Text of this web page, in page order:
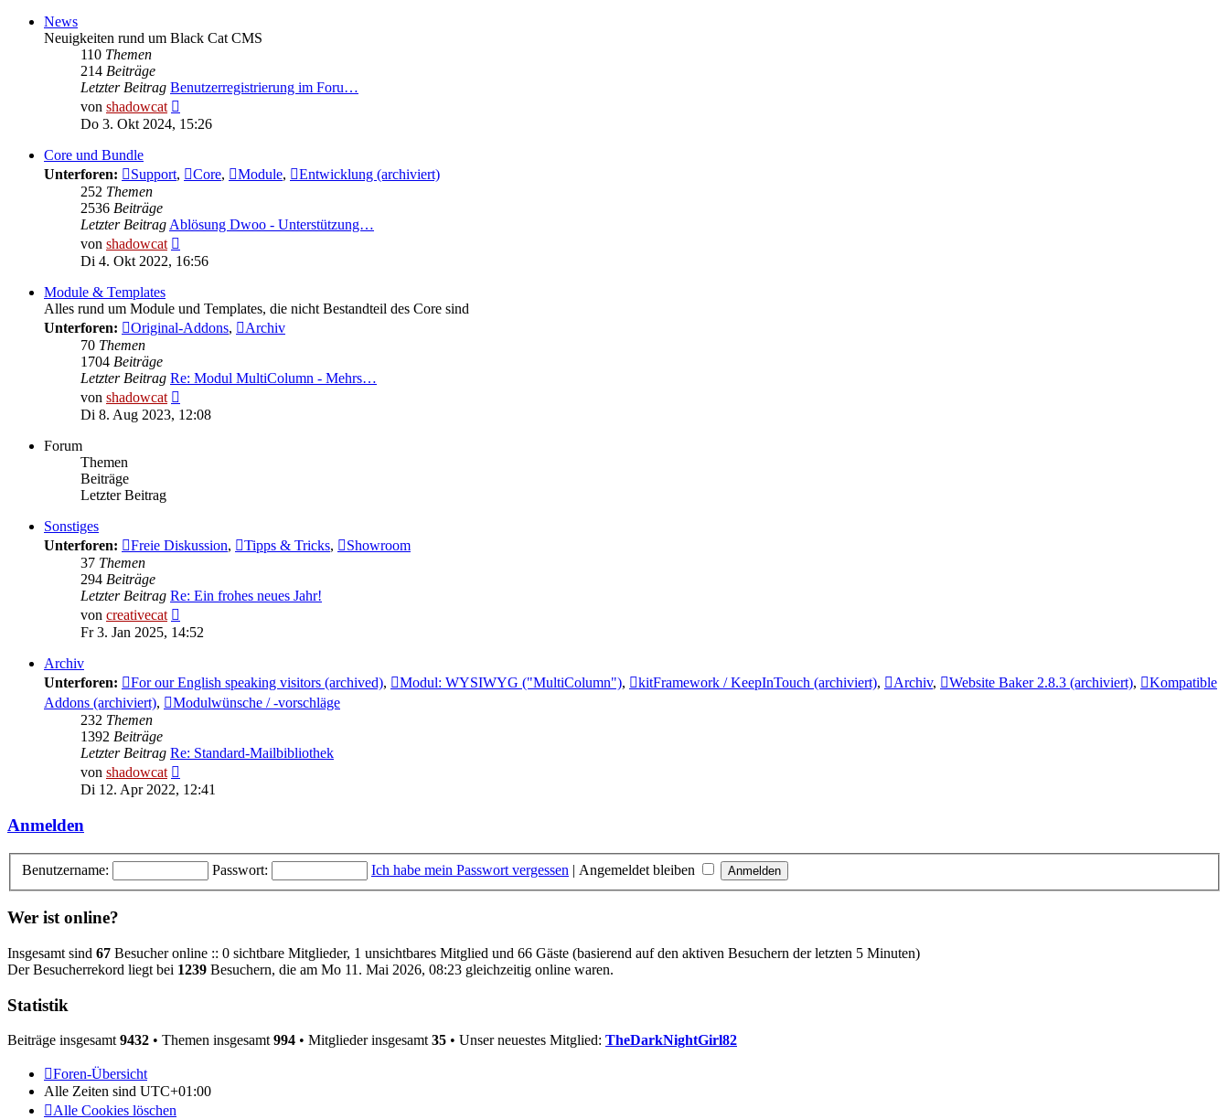
News
Neuigkeiten rund um Black Cat CMS
110 Themen
214 Beiträge
Letzter Beitrag Benutzerregistrierung im Foru…
von shadowcat
Beitrag
Do 3. Okt 2024, 15:26
Core und Bundle
Unterforen:
Support, Core, Module,
Entwicklung (archiviert)
252 Themen
2536 Beiträge
Letzter BeitragAblösung Dwoo - Unterstützung…
von shadowcat
Beitrag
Di 4. Okt 2022, 16:56
Module & Templates
Alles rund um Module und Templates, die nicht Bestandteil des Core sind
Unterforen:
Original-Addons,
Archiv
70 Themen
1704 Beiträge
Letzter Beitrag Re: Modul MultiColumn - Mehrs…
von shadowcat
Beitrag
Di 8. Aug 2023, 12:08
Forum
Themen
Beiträge
Letzter Beitrag
Sonstiges
Unterforen:
Freie Diskussion, Tipps & Tricks,
Showroom
37 Themen
294 Beiträge
Letzter Beitrag Re: Ein frohes neues Jahr!
von creativecat
Beitrag
Fr 3. Jan 2025, 14:52
Archiv
Unterforen:
For our English speaking visitors (archived), Modul: WYSIWYG ("MultiColumn"), kitFramework / KeepInTouch (archiviert), Archiv, Website Baker 2.8.3 (archiviert),
Kompatible
Addons (archiviert),
Modulwünsche / -vorschläge
232 Themen
1392 Beiträge
Letzter Beitrag Re: Standard-Mailbibliothek
von shadowcat
Beitrag
Di 12. Apr 2022, 12:41
Anmelden
Benutzername: Passwort: Ich habe mein Passwort vergessen | Angemeldet bleiben
Wer ist online?
Insgesamt sind 67 Besucher online :: 0 sichtbare Mitglieder, 1 unsichtbares Mitglied und 66 Gäste (basierend auf den aktiven Besuchern der letzten 5 Minuten)
Der Besucherrekord liegt bei 1239 Besuchern, die am Mo 11. Mai 2026, 08:23 gleichzeitig online waren.
Statistik
Beiträge insgesamt 9432 • Themen insgesamt 994 • Mitglieder insgesamt 35 • Unser neuestes Mitglied: TheDarkNightGirl82
Foren-Übersicht
Alle Zeiten sind UTC+01:00
Alle Cookies löschen